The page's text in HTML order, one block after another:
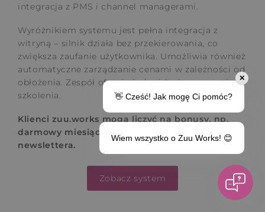
integracja z PMS i channel managerami.
Wyróżnikiem systemu jest pełna integracja z
witryną – silnik działa bez przekierowania, co
zwiększa zaufanie użytkownika. Umożliwia również
automatyczne zarządzanie cenami w zależności od
obłożenia. Zespół oferuje indywidualne wsparcie i
szkolenia.
Klienci zuu.works mogą liczyć na bonusy, np.
darmowy miesiąc systemu lub bezpłatny moduł
newslettera.
Zobacz system
✕
👋 Cześć! Jak mogę Ci pomóc?
Wiem wszystko o Zuu Works! 😊